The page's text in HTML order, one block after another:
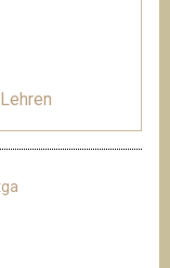
Lehren